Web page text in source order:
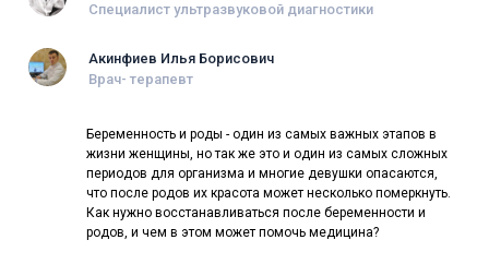
Специалист ультразвуковой диагностики
Акинфиев Илья Борисович
Врач- терапевт
Беременность и роды - один из самых важных этапов в
жизни женщины, но так же это и один из самых сложных
периодов для организма и многие девушки опасаются,
что после родов их красота может несколько померкнуть.
Как нужно восстанавливаться после беременности и
родов, и чем в этом может помочь медицина?